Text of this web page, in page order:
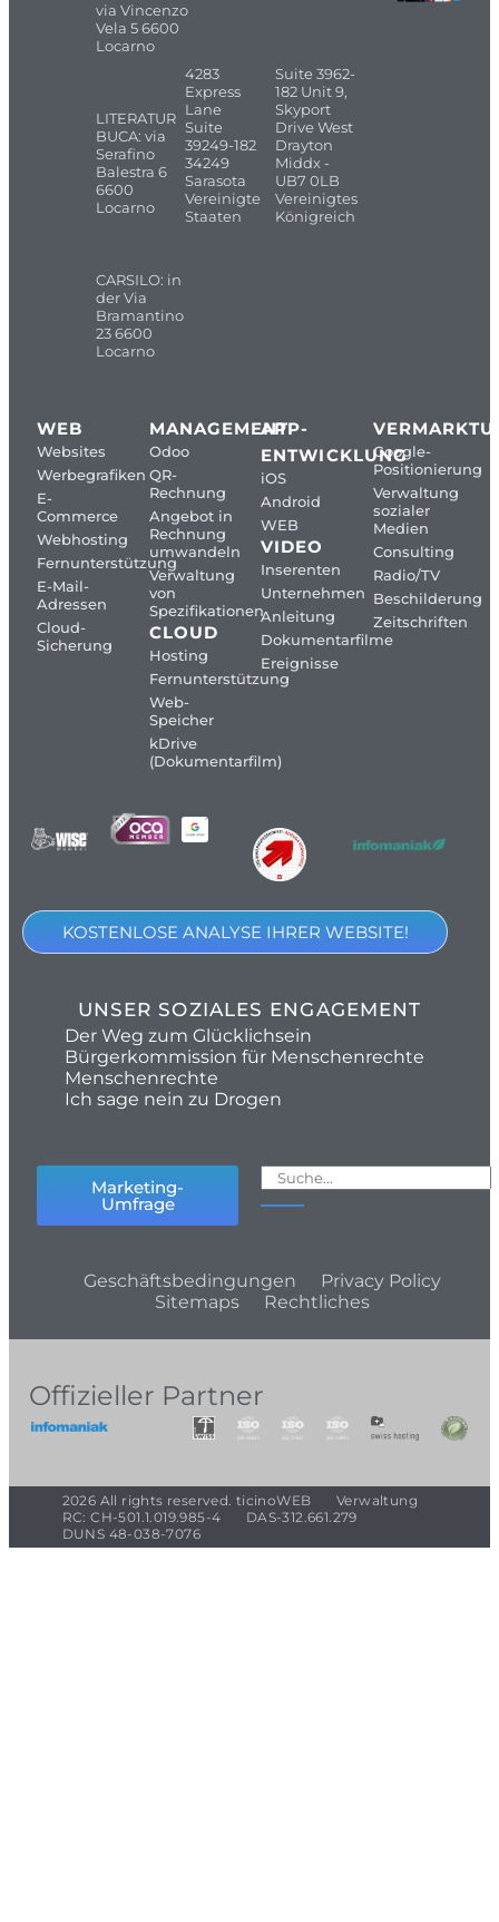
via Vincenzo
Vela 5 6600
Locarno
LITERATUR
BUCA: via
Serafino
Balestra 6
6600
Locarno
CARSILO: in
der Via
Bramantino
23 6600
Locarno
4283
Express
Lane
Suite
39249-182
34249
Sarasota
Vereinigte
Staaten
Suite 3962-
182 Unit 9,
Skyport
Drive West
Drayton
Middx -
UB7 0LB
Vereinigtes
Königreich
WEB
Websites
Werbegrafiken
E-
Commerce
Webhosting
Fernunterstützung
E-Mail-
Adressen
Cloud-
Sicherung
MANAGEMENT
Odoo
QR-
Rechnung
Angebot in
Rechnung
umwandeln
Verwaltung
von
Spezifikationen
CLOUD
Hosting
Fernunterstützung
Web-
Speicher
kDrive
(Dokumentarfilm)
APP-
ENTWICKLUNG
iOS
Android
WEB
VIDEO
Inserenten
Unternehmen
Anleitung
Dokumentarfilme
Ereignisse
Google-
Positionierung
Verwaltung
sozialer
Medien
Consulting
Radio/TV
Beschilderung
Zeitschriften
KOSTENLOSE ANALYSE IHRER WEBSITE!
UNSER SOZIALES ENGAGEMENT
Der Weg zum Glücklichsein
Bürgerkommission für Menschenrechte
Menschenrechte
Ich sage nein zu Drogen
Marketing-
Umfrage
Geschäftsbedingungen
Privacy Policy
Sitemaps
Rechtliches
Offizieller Partner
2026 All rights reserved. ticinoWEB
Verwaltung
RC: CH-501.1.019.985-4
DAS-312.661.279
DUNS 48-038-7076